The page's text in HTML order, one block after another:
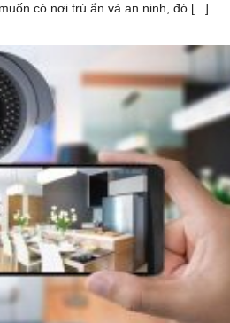
có nơi trú ẩn và an ninh, đó [...]